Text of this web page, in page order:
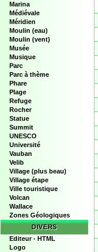
Marina
Médiévale
Méridien
Moulin (eau)
Moulin (vent)
Musée
Musique
Parc
Parc à thème
Phare
Plage
Refuge
Rocher
Statue
Summit
UNESCO
Université
Vauban
Velib
Village (plus beau)
Village étape
Ville touristique
Volcan
Wallace
Zones Géologiques
DIVERS
Editeur - HTML
Logo